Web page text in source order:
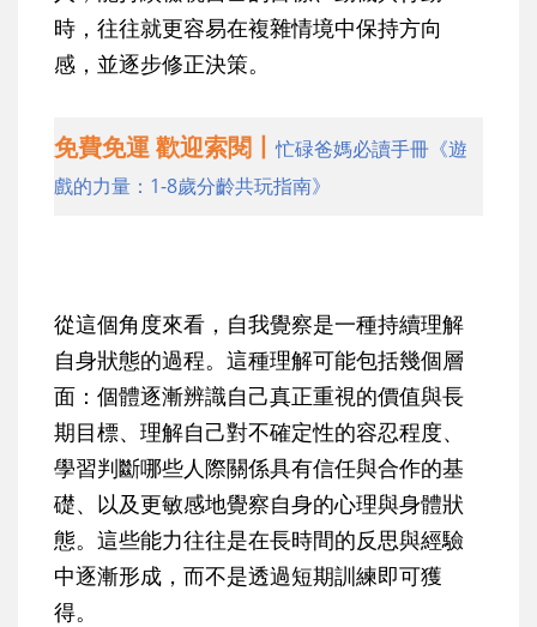
時，往往就更容易在複雜情境中保持方向
感，並逐步修正決策。
免費免運 歡迎索閱丨忙碌爸媽必讀手冊《遊
戲的力量：1-8歲分齡共玩指南》
從這個角度來看，自我覺察是一種持續理解
自身狀態的過程。這種理解可能包括幾個層
面：個體逐漸辨識自己真正重視的價值與長
期目標、理解自己對不確定性的容忍程度、
學習判斷哪些人際關係具有信任與合作的基
礎、以及更敏感地覺察自身的心理與身體狀
態。這些能力往往是在長時間的反思與經驗
中逐漸形成，而不是透過短期訓練即可獲
得。